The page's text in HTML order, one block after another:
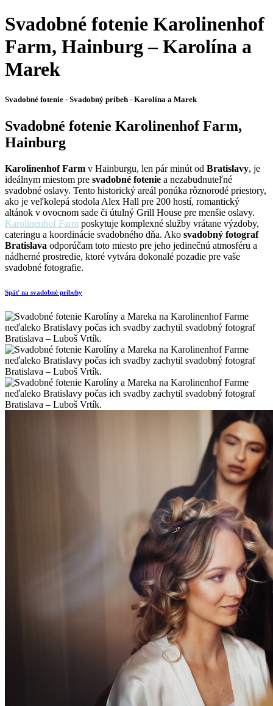
Svadobné fotenie Karolinenhof
Farm, Hainburg – Karolína a
Marek
Svadobné fotenie - Svadobný príbeh - Karolína a Marek
Svadobné fotenie Karolinenhof Farm,
Hainburg
Karolinenhof Farm v Hainburgu, len pár minút od Bratislavy, je
ideálnym miestom pre svadobné fotenie a nezabudnuteľné
svadobné oslavy. Tento historický areál ponúka rôznorodé priestory,
ako je veľkolepá stodola Alex Hall pre 200 hostí, romantický
altánok v ovocnom sade či útulný Grill House pre menšie oslavy.
Karolinenhof Farm poskytuje komplexné služby vrátane výzdoby,
cateringu a koordinácie svadobného dňa. Ako svadobný fotograf
Bratislava odporúčam toto miesto pre jeho jedinečnú atmosféru a
nádherné prostredie, ktoré vytvára dokonalé pozadie pre vaše
svadobné fotografie.
Späť na svadobné príbehy